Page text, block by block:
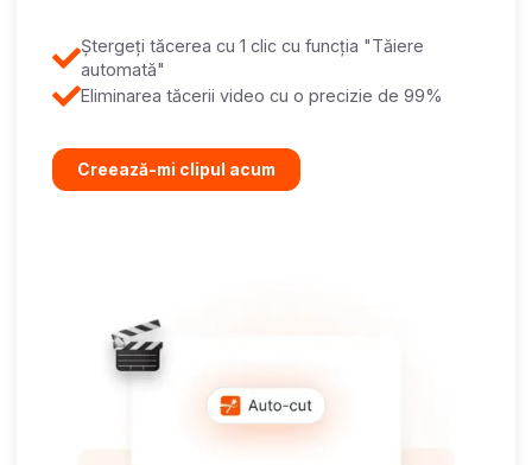
Ștergeți tăcerea cu 1 clic cu funcția "Tăiere
automată"
Eliminarea tăcerii video cu o precizie de 99%
Creează-mi clipul acum